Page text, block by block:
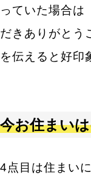
チームワーク
チームでの業
ンバーはいま
今まで仕事に
っていた場合は
だきありがとう
を伝えると好印
今お住まい
4点目は住まい